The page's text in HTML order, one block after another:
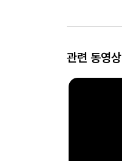
관련 동영상